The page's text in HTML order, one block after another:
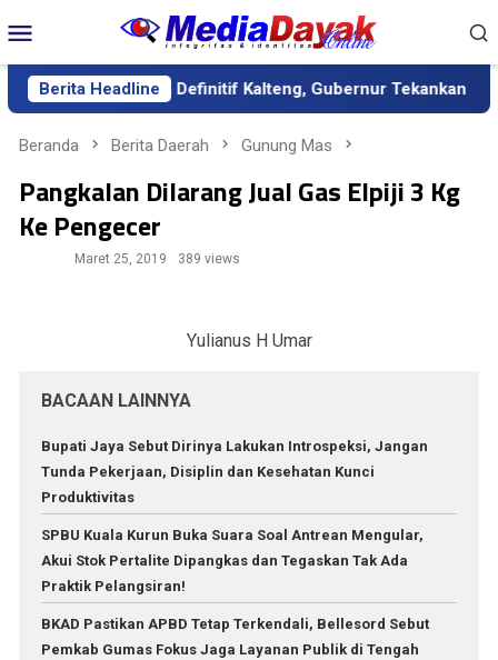
ke
kontenMobile
Berita Headline
Definitif Kalteng, Gubernur Tekankan Kerja Keras dan
Beranda Berita Daerah Gunung Mas
Pangkalan Dilarang Jual Gas Elpiji 3 Kg
Ke Pengecer
Maret 25, 2019 389 views
Yulianus H Umar
BACAAN LAINNYA
Bupati Jaya Sebut Dirinya Lakukan Introspeksi, Jangan
Tunda Pekerjaan, Disiplin dan Kesehatan Kunci
Produktivitas
SPBU Kuala Kurun Buka Suara Soal Antrean Mengular,
Akui Stok Pertalite Dipangkas dan Tegaskan Tak Ada
Praktik Pelangsiran!
BKAD Pastikan APBD Tetap Terkendali, Bellesord Sebut
Pemkab Gumas Fokus Jaga Layanan Publik di Tengah